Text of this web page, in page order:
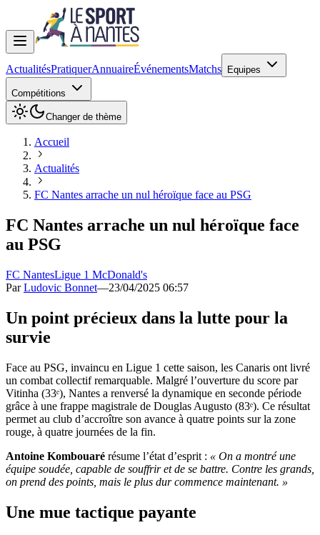
ActualitésPratiquerAnnuaireÉvénementsMatchs Equipes
Compétitions
Changer de thème
Accueil
Actualités
FC Nantes arrache un nul héroïque face au PSG
FC Nantes arrache un nul héroïque face
au PSG
FC NantesLigue 1 McDonald's
ParLudovic Bonnet—23/04/2025 06:57
Un point précieux dans la lutte pour la
survie
Face au PSG, invaincu en Ligue 1 cette saison, les Canaris ont livré
un combat collectif remarquable. Malgré l’ouverture du score par
Vitinha (33ᵉ), Nantes a renversé la dynamique en seconde période
grâce à une frappe magistrale de Douglas Augusto (83ᵉ). Ce résultat
permet au club d’accroître son avance à quatre points sur la zone
rouge, à quatre journées de la fin.
Antoine Kombouaré résume l’état d’esprit : « On a montré une
équipe soudée, capable de souffrir et de se battre. Contre les grands,
on prend des points, mais le plus dur commence maintenant. »
Une mue tactique payante